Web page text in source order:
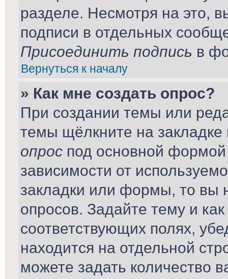
разделе. Несмотря на это,
подписи в отдельных
Присоединить подпись в
Вернуться к началу
» Как мне создать опрос?
При создании темы или
темы щёлкните на
опрос под основной
зависимости от
закладки или формы, то вы
опросов. Задайте тему и
соответствующих полях,
находится на отдельной
можете задать количество